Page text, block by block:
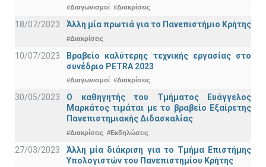
#Διαγωνισμοί #Διακρίσεις
18/07/2023 Άλλη μία πρωτιά για το Πανεπιστήμιο Κρήτης
#Διακρίσεις
10/07/2023
Βραβείο καλύτερης τεχνικής εργασίας στο
συνέδριο PETRA 2023
#Διαγωνισμοί #Διακρίσεις
30/05/2023
Ο καθηγητής του Τμήματος Ευάγγελος
Μαρκάτος τιμάται με το βραβείο Εξαίρετης
Πανεπιστημιακής Διδασκαλίας
#Διακρίσεις #Εκδηλώσεις
27/03/2023
Άλλη μία διάκριση για το Τμήμα Επιστήμης
Υπολογιστών του Πανεπιστημίου Κρήτης